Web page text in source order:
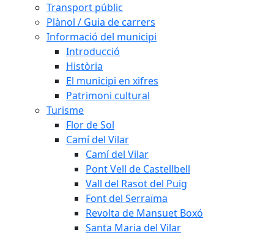
Transport públic
Plànol / Guia de carrers
Informació del municipi
Introducció
Història
El municipi en xifres
Patrimoni cultural
Turisme
Flor de Sol
Camí del Vilar
Camí del Vilar
Pont Vell de Castellbell
Vall del Rasot del Puig
Font del Serraïma
Revolta de Mansuet Boxó
Santa Maria del Vilar